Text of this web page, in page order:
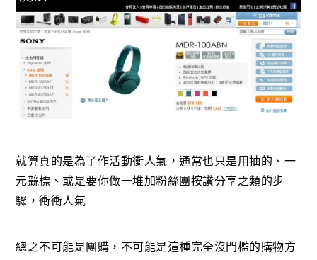
就算真的是為了作活動衝人氣，通常也只是用抽的、一
元競標、或是要你做一堆加粉絲團按讚分享之類的步
驟，衝衝人氣
總之不可能是團購，不可能是這種完全沒門檻的購物方